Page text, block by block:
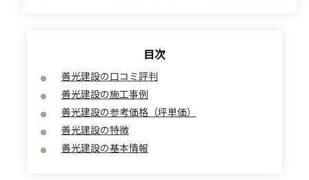
善光建設の口コミ評判
善光建設の施工事例
善光建設の参考価格（坪単価）
善光建設の特徴
善光建設の基本情報